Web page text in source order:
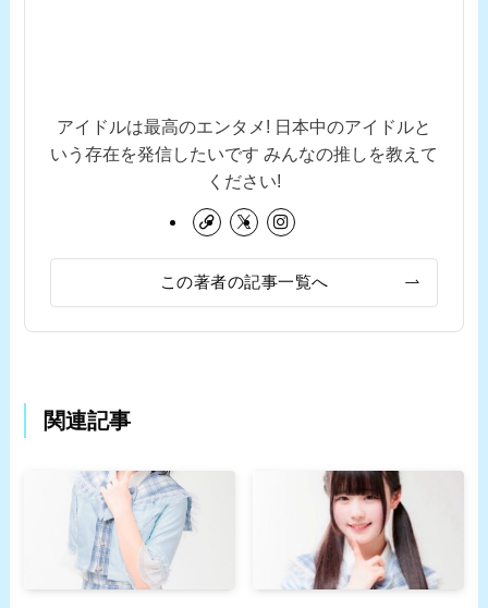
アイドルは最高のエンタメ! 日本中のアイドルと
いう存在を発信したいです みんなの推しを教えて
ください!
この著者の記事一覧へ
関連記事